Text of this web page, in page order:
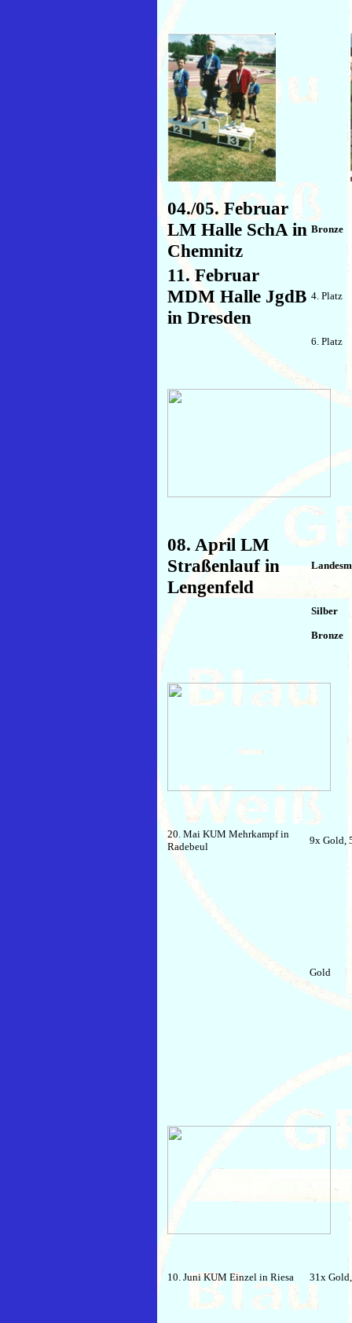
04./05. Februar
LM Halle SchA in
Chemnitz
Bronze
11. Februar
MDM Halle JgdB
in Dresden
4. Platz
6. Platz
08. April LM
Straßenlauf in
Lengenfeld
Silber
Bronze
20. Mai KUM Mehrkampf in
Radebeul
9x Gold,
Gold
10. Juni KUM Einzel in Riesa 31x